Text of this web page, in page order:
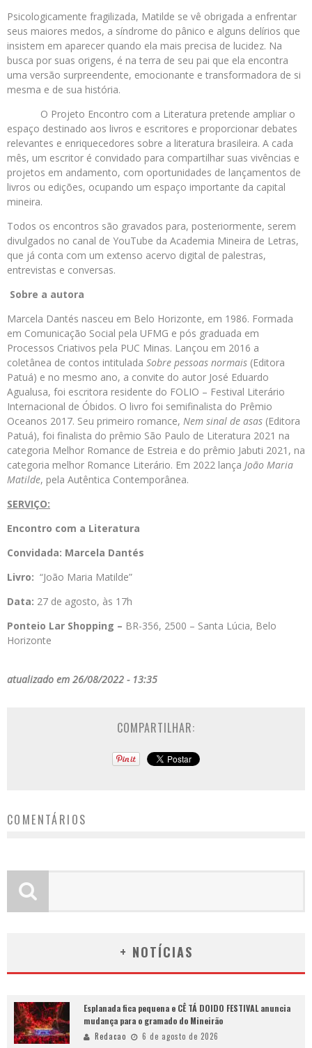
Psicologicamente fragilizada, Matilde se vê obrigada a enfrentar
seus maiores medos, a síndrome do pânico e alguns delírios que
insistem em aparecer quando ela mais precisa de lucidez. Na
busca por suas origens, é na terra de seu pai que ela encontra
uma versão surpreendente, emocionante e transformadora de si
mesma e de sua história.
O Projeto Encontro com a Literatura pretende ampliar o
espaço destinado aos livros e escritores e proporcionar debates
relevantes e enriquecedores sobre a literatura brasileira. A cada
mês, um escritor é convidado para compartilhar suas vivências e
projetos em andamento, com oportunidades de lançamentos de
livros ou edições, ocupando um espaço importante da capital
mineira.
Todos os encontros são gravados para, posteriormente, serem
divulgados no canal de YouTube da Academia Mineira de Letras,
que já conta com um extenso acervo digital de palestras,
entrevistas e conversas.
Sobre a autora
Marcela Dantés nasceu em Belo Horizonte, em 1986. Formada
em Comunicação Social pela UFMG e pós graduada em
Processos Criativos pela PUC Minas. Lançou em 2016 a
coletânea de contos intitulada Sobre pessoas normais (Editora
Patuá) e no mesmo ano, a convite do autor José Eduardo
Agualusa, foi escritora residente do FOLIO – Festival Literário
Internacional de Óbidos. O livro foi semifinalista do Prêmio
Oceanos 2017. Seu primeiro romance, Nem sinal de asas (Editora
Patuá), foi finalista do prêmio São Paulo de Literatura 2021 na
categoria Melhor Romance de Estreia e do prêmio Jabuti 2021, na
categoria melhor Romance Literário. Em 2022 lança João Maria
Matilde, pela Autêntica Contemporânea.
SERVIÇO:
Encontro com a Literatura
Convidada: Marcela Dantés
Livro: “João Maria Matilde”
Data: 27 de agosto, às 17h
Ponteio Lar Shopping – BR-356, 2500 – Santa Lúcia, Belo
Horizonte
atualizado em 26/08/2022 - 13:35
COMPARTILHAR:
COMENTÁRIOS
+ NOTÍCIAS
Esplanada fica pequena e CÊ TÁ DOIDO FESTIVAL anuncia
mudança para o gramado do Mineirão
Redacao 6 de agosto de 2026